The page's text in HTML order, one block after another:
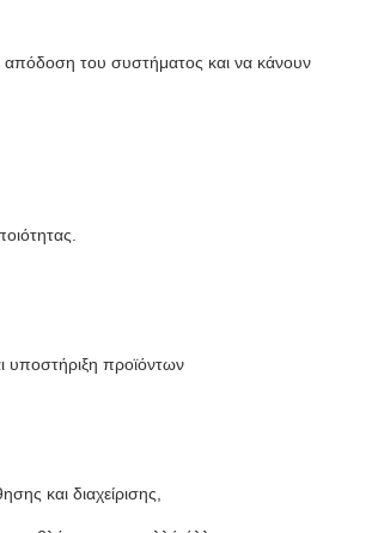
απόδοση του συστήματος και να κάνουν
προϊόντων
και διαχείρισης,